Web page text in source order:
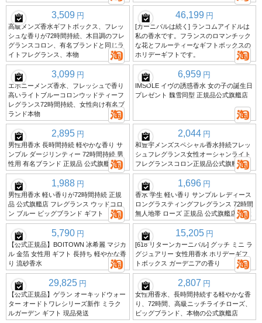
3,509 円
高級メンズ香水ギフトボックス、フレッ
シュな香りが72時間持続、木目調のフレ
グランスコロン、有名ブランドと同じラ
イトフレグランス、本物
46,199 円
[カーニバルは続く] ランコムアイドルは
私の香水です。フランスのロマンチック
な花とフルーティーなギフトボックスの
ホリデーギフトです。
3,099 円
エボニーメンズ香水、フレッシュで香り
高いライトブルーコロンウッドティーフ
レグランス72時間持続、女性向け有名ブ
ランド本物
6,959 円
IMSOLE イヴの誘惑香水 女の子の誕生日
プレゼント 魏雪同型 正規品公式旗艦店
2,895 円
男性用香水 長時間持続 軽やかな香り サ
ンプル ダージリンティー 72時間持続 男
性用 有名ブランド 正規品 公式旗艦店
2,044 円
和豊宇メンズスペシャル香水持続フレッ
シュフレグランス女性オーシャンライト
フレグランスコロン正規品公式旗艦店
1,988 円
男性用香水 軽い香りが72時間持続 正規
品 公式旗艦店 フレグランス ウッドコロ
ン ブルー ビッグブランド ギフト
1,696 円
香水 学生 軽い香り サンプル レディース
ロングラスティングフレグランス 72時間
無人地帯 ローズ 正規品 公式旗艦店 女性
5,790 円
【公式正規品】BOITOWN 冰希麗 マジカ
ル 金箔 女性用 ギフト 長持ち 軽やかな香
り 流砂香水
15,205 円
[618 リターンカーニバル] グッチ ミニ ラ
グジュアリー 女性用香水 ホリデーギフ
トボックス ガーデニアの香り
29,825 円
【公式正規品】ゲラン オーキッドウォー
ター オードトワレシリーズ新作 ミラク
ルガーデン ギフト 現品発送
2,807 円
女性用香水、長時間持続する軽やかな香
り、72時間、高級ニッチライチローズ、
ビッグブランド、本物の公式旗艦店